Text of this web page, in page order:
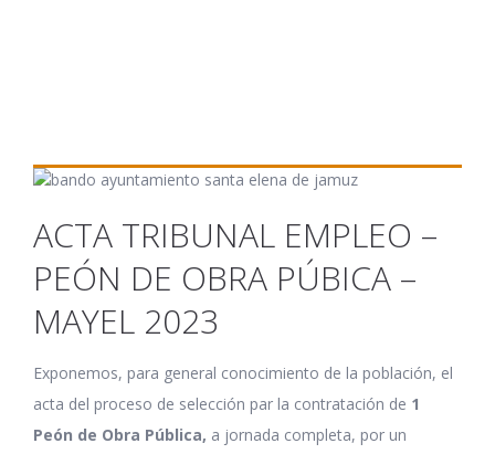
ACTA TRIBUNAL EMPLEO –
PEÓN DE OBRA PÚBICA –
MAYEL 2023
Exponemos, para general conocimiento de la población, el
acta del proceso de selección par la contratación de 1
Peón de Obra Pública, a jornada completa, por un